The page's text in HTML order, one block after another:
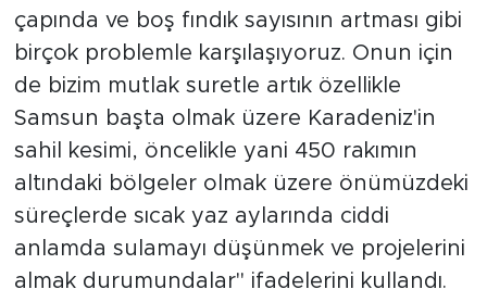
çapında ve boş fındık sayısının artması gibi
birçok problemle karşılaşıyoruz. Onun için
de bizim mutlak suretle artık özellikle
Samsun başta olmak üzere Karadeniz'in
sahil kesimi, öncelikle yani 450 rakımın
altındaki bölgeler olmak üzere önümüzdeki
süreçlerde sıcak yaz aylarında ciddi
anlamda sulamayı düşünmek ve projelerini
almak durumundalar" ifadelerini kullandı.